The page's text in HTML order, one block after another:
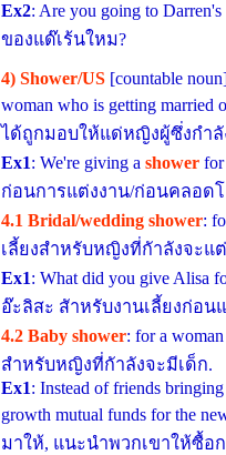
Ex2: Are you going to Darren's
ของแด๊เร้นใหม?
4) Shower/US [countable
woman who is getting
ได้ถูกมอบให้แด่หญิงผู้ซึ่งกําลั
Ex1: We're giving a shower
ก่อนการแต่งงาน/ก่อนคลอด
4.1 Bridal/wedding shower:
เลี้ยงสําหรับหญิงที่กัาลังจะแ
Ex1: What did you give Alisa
อ๊ะลิสะ สัาหรับงานเลี้ยงก่อน
4.2 Baby shower: for a
สําหรับหญิงที่กัาลังจะมีเด็ก.
Ex1: Instead of friends
growth mutual funds for the
มาให้, แนะนําพวกเขาให้ซื้อ